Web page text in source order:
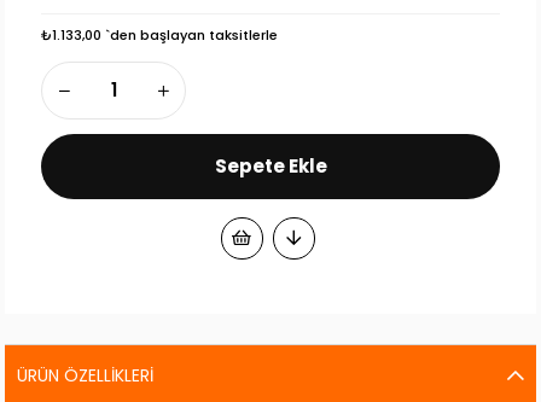
₺1.133,00 `den başlayan taksitlerle
ÜRÜN ÖZELLIKLERI